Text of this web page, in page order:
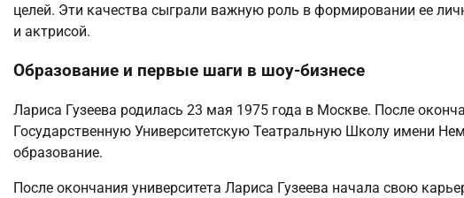
целей. Эти качества сыграли важную роль в формировании ее
и актрисой.
Образование и первые шаги в шоу-бизнесе
Лариса Гузеева родилась 23 мая 1975 года в Москве. После
Государственную Университетскую Театральную Школу имени
образование.
После окончания университета Лариса Гузеева начала свою